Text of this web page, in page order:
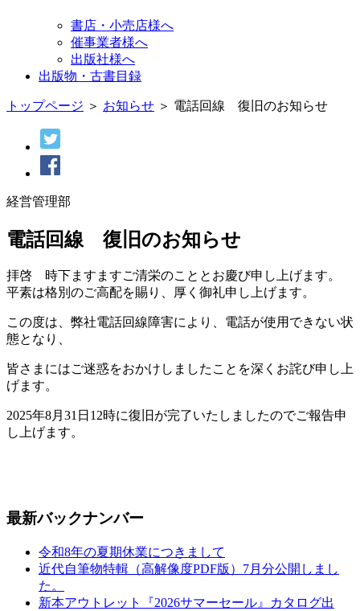
書店・小売店様へ
催事業者様へ
出版社様へ
出版物・古書目録
トップページ ＞ お知らせ ＞ 電話回線 復旧のお知らせ
経営管理部
電話回線 復旧のお知らせ
拝啓 時下ますますご清栄のこととお慶び申し上げます。
平素は格別のご高配を賜り、厚く御礼申し上げます。
この度は、弊社電話回線障害により、電話が使用できない状
態となり、
皆さまにはご迷惑をおかけしましたことを深くお詫び申し上
げます。
2025年8月31日12時に復旧が完了いたしましたのでご報告申
し上げます。
最新バックナンバー
令和8年の夏期休業につきまして
近代自筆物特輯（高解像度PDF版）7月分公開しまし
た。
新本アウトレット『2026サマーセール』カタログ出